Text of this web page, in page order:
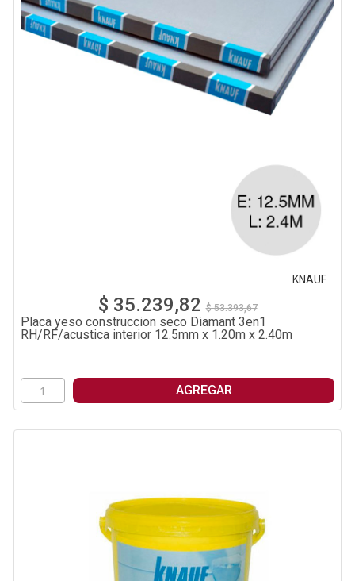
KNAUF
$ 35.239,82$ 53.393,67
Placa yeso construccion seco Diamant 3en1
RH/RF/acustica interior 12.5mm x 1.20m x 2.40m
AGREGAR